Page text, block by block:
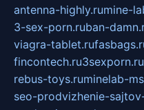
antenna-highly.rumine-
3-sex-porn.ruban-
viagra-tablet.ru
fincontech.ru3sexporn.ru
rebus-toys.ruminelab-
seo-prodvizhenie-